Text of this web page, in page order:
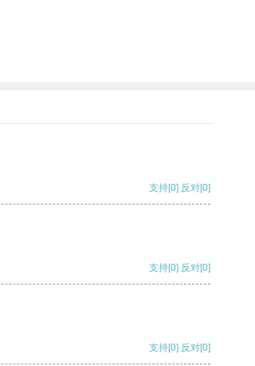
支持[0] 反对[0]
支持[0] 反对[0]
支持[0] 反对[0]